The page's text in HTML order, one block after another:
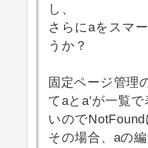
し、
さらにaをスマ
うか？
固定ページ管理
てaとa'が一覧
いので
その場合、aの